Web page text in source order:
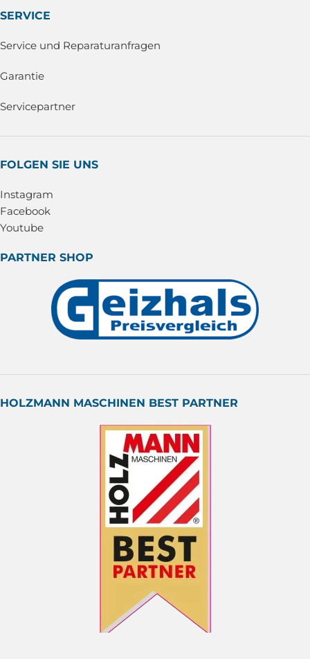
SERVICE
Service und Reparaturanfragen
Garantie
Servicepartner
FOLGEN SIE UNS
Instagram
Facebook
Youtube
PARTNER SHOP
HOLZMANN MASCHINEN BEST PARTNER